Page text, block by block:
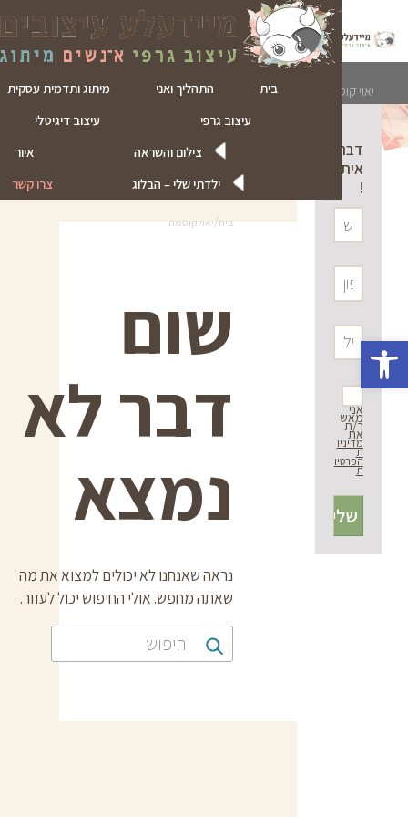
פתח סרגל נגישות
בית
התהליך ואני
מיתוג ותדמית עסקית
עיצוב גרפי
עיצוב דיגיטלי
צילום והשראה
איור
ילדתי שלי – הבלוג
צרו קשר
יאוי קוסמה
דברו
איתי
!
אני
מאש
ר/ת
את
מדיניו
ת
הפרטיו
ת
בית/יאוי קוסמה
שום
דבר לא
נמצא
נראה שאנחנו לא יכולים למצוא את מה
שאתה מחפש. אולי החיפוש יכול לעזור.
חיפוש